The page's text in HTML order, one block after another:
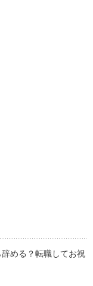
辞める？転職してお祝